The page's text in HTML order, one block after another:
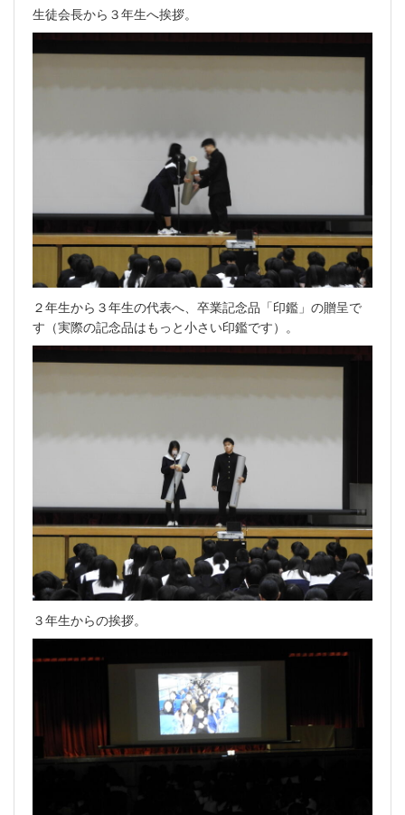
生徒会長から３年生へ挨拶。
２年生から３年生の代表へ、卒業記念品「印鑑」の贈呈で
す（実際の記念品はもっと小さい印鑑です）。
３年生からの挨拶。